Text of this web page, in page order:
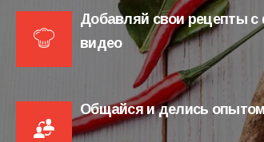
Добавляй свои рецепты с
видео
Общайся и делись